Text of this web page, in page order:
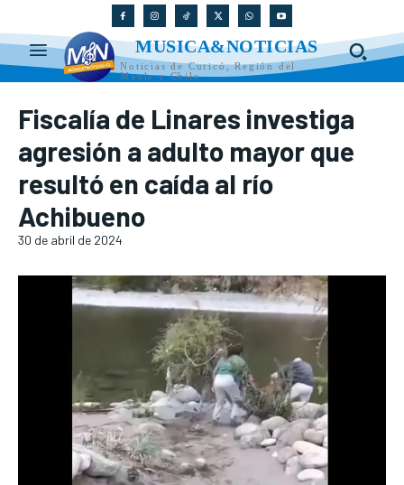
MUSICA&NOTICIAS
Noticias de Curicó, Región del
Maule y Chile
Fiscalía de Linares investiga
agresión a adulto mayor que
resultó en caída al río
Achibueno
30 de abril de 2024